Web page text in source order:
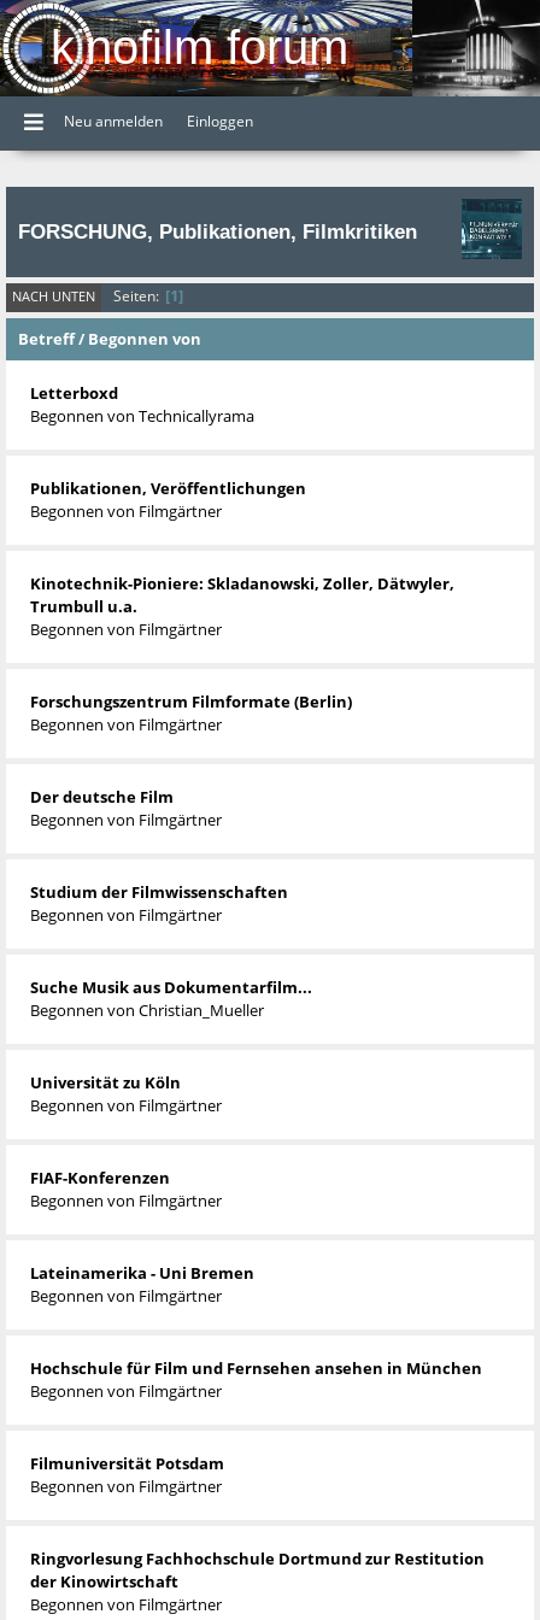
kinofilm forum
Neu anmelden Einloggen
FORSCHUNG, Publikationen, Filmkritiken
NACH UNTEN Seiten
1
Betreff/ Begonnen von
Letterboxd
Begonnen von Technicallyrama
Publikationen, Veröffentlichungen
Begonnen von Filmgärtner
Kinotechnik-Pioniere: Skladanowski, Zoller, Dätwyler,
Trumbull u.a.
Begonnen von Filmgärtner
Forschungszentrum Filmformate (Berlin)
Begonnen von Filmgärtner
Der deutsche Film
Begonnen von Filmgärtner
Studium der Filmwissenschaften
Begonnen von Filmgärtner
Suche Musik aus Dokumentarfilm...
Begonnen von Christian_Mueller
Universität zu Köln
Begonnen von Filmgärtner
FIAF-Konferenzen
Begonnen von Filmgärtner
Lateinamerika - Uni Bremen
Begonnen von Filmgärtner
Hochschule für Film und Fernsehen ansehen in München
Begonnen von Filmgärtner
Filmuniversität Potsdam
Begonnen von Filmgärtner
Ringvorlesung Fachhochschule Dortmund zur Restitution
der Kinowirtschaft
Begonnen von Filmgärtner